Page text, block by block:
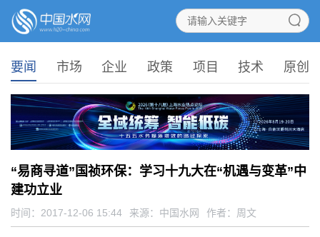
要闻 市场 企业 政策 项目 技术 原创
“易商寻道”国祯环保：学习十九大在“机遇与变革”中
建功立业
时间：2017-12-06 15:44 来源： 中国水网 作者：周文